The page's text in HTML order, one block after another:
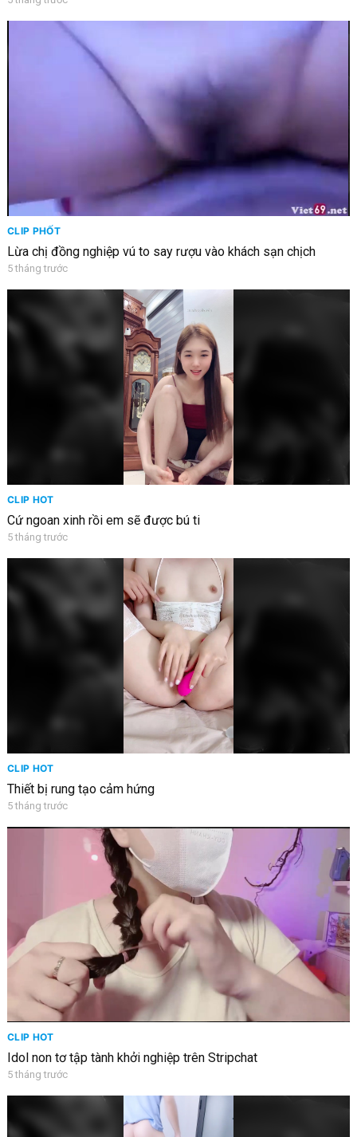
CLIP PHỐT
Lừa chị đồng nghiệp vú to say rượu vào khách sạn chịch
5 tháng trước
CLIP HOT
Cứ ngoan xinh rồi em sẽ được bú ti
5 tháng trước
CLIP HOT
Thiết bị rung tạo cảm hứng
5 tháng trước
CLIP HOT
Idol non tơ tập tành khởi nghiệp trên Stripchat
5 tháng trước